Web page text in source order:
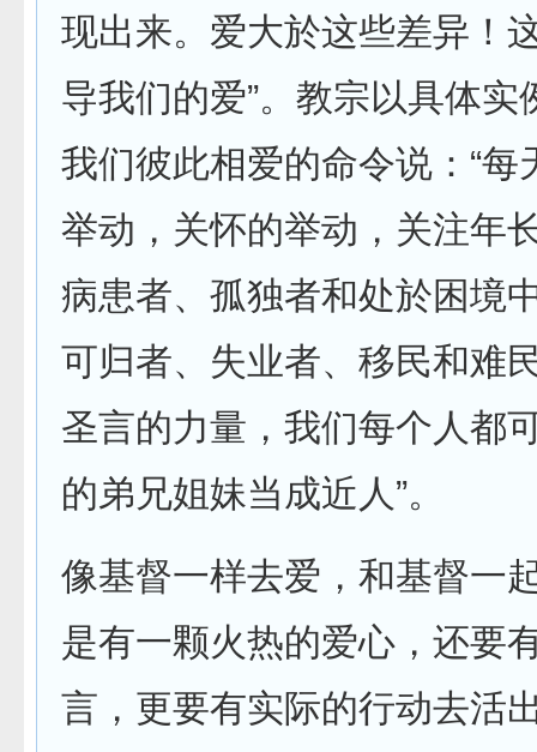
现出来。爱大於这些差异！
导我们的爱”。教宗以具体实
我们彼此相爱的命令说：“每
举动，关怀的举动，关注年
病患者、孤独者和处於困境
可归者、失业者、移民和难
圣言的力量，我们每个人都
的弟兄姐妹当成近人”。
像基督一样去爱，和基督一
是有一颗火热的爱心，还要
言，更要有实际的行动去活